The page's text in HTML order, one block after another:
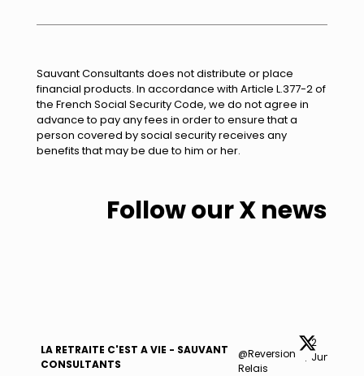
Sauvant Consultants does not distribute or place
financial products. In accordance with Article L.377-2 of
the French Social Security Code, we do not agree in
advance to pay any fees in order to ensure that a
person covered by social security receives any
benefits that may be due to him or her.
Follow our X news
LA RETRAITE C'EST A VIE - SAUVANT
CONSULTANTS
@Reversion
Relais
·
2
Jun